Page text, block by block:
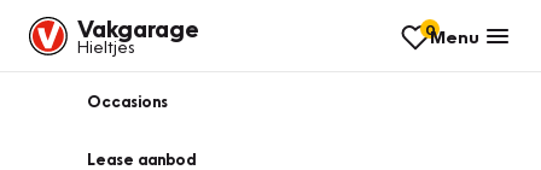
Vakgarage
Hieltjes
0Menu
Occasions
Lease aanbod